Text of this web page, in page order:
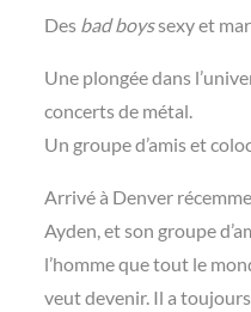
Des bad boyssexy et
Une plongée dans
concerts de métal.
Un groupe d’amis et
Arrivé à Denver
Ayden, et son groupe
l’homme que tout le
veut devenir. Il a